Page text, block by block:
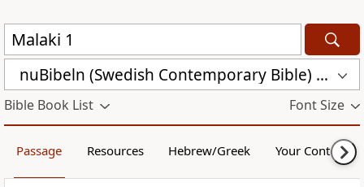
nuBibeln (Swedish Contemporary Bible) (NUB)
Bible Book List Font Size
Passage Resources Hebrew/Greek Your Content